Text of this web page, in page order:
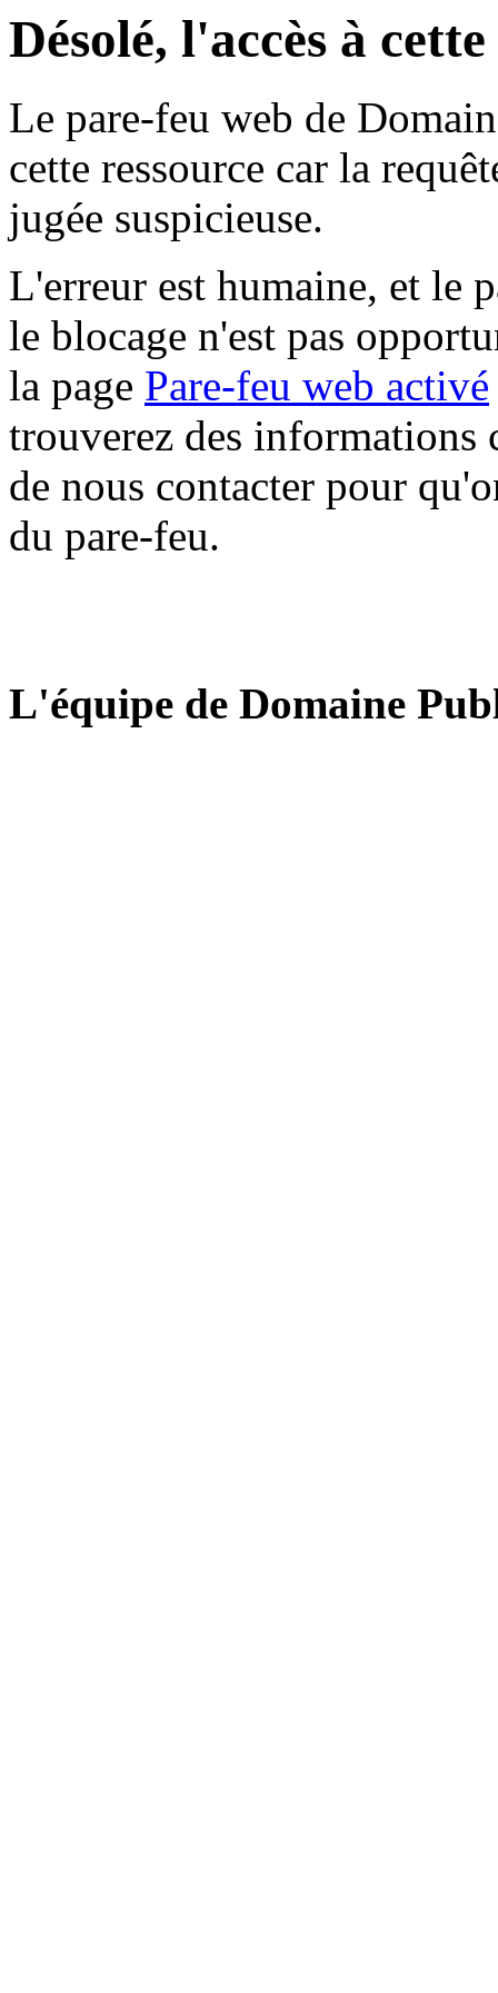
Désolé, l'accès à
Le pare-feu web de
cette ressource car la
jugée suspicieuse.
L'erreur est humaine, et le
le blocage n'est pas
la page Pare-feu web activé
trouverez des informations
de nous contacter pour
du pare-feu.
L'équipe de Domaine